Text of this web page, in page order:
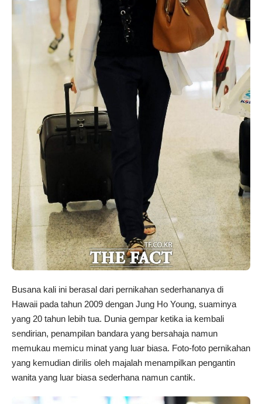
Busana kali ini berasal dari pernikahan sederhananya di
Hawaii pada tahun 2009 dengan Jung Ho Young, suaminya
yang 20 tahun lebih tua. Dunia gempar ketika ia kembali
sendirian, penampilan bandara yang bersahaja namun
memukau memicu minat yang luar biasa. Foto-foto pernikahan
yang kemudian dirilis oleh majalah menampilkan pengantin
wanita yang luar biasa sederhana namun cantik.